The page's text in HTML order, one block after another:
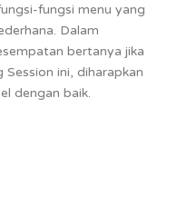
fungsi menu yang
Dalam
bertanya jika
Session ini, diharapkan
dengan baik.